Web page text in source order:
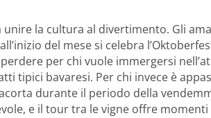
la cultura al divertimento. Gli
del mese si celebra
per chi vuole immergersi
tipici bavaresi. Per chi invece è
durante il periodo della
e il tour tra le vigne offre